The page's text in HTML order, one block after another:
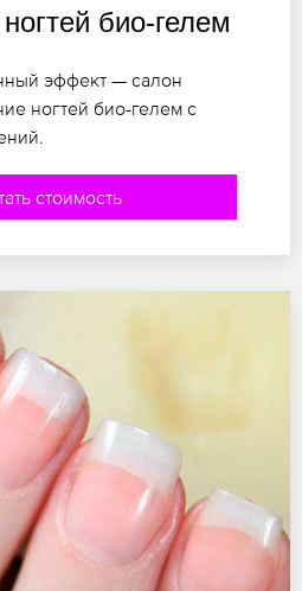
био-гелем
эффект — салон
ногтей био-гелем с
стоимость